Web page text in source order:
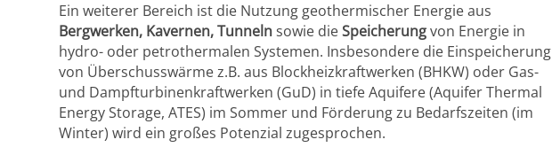
Ein weiterer Bereich ist die Nutzung geothermischer Energie aus
Bergwerken, Kavernen, Tunnelnsowie dieSpeicherungvon Energie in
hydro- oder petrothermalen Systemen. Insbesondere die Einspeicherung
von Überschusswärme z.B. aus Blockheizkraftwerken (BHKW) oder Gas-
und Dampfturbinenkraftwerken (GuD) in tiefe Aquifere (Aquifer Thermal
Energy Storage, ATES) im Sommer und Förderung zu Bedarfszeiten (im
Winter) wird ein großes Potenzial zugesprochen.